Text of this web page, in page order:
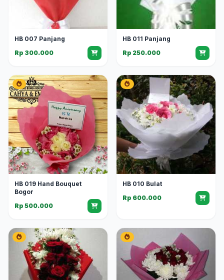
HB 007 Panjang
Rp 300.000
HB 011 Panjang
Rp 250.000
HB 019 Hand Bouquet
Bogor
Rp 500.000
HB 010 Bulat
Rp 600.000